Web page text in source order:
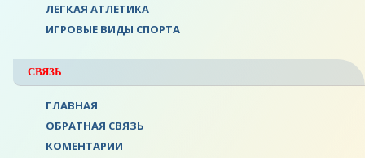
ЛЕГКАЯ АТЛЕТИКА
ИГРОВЫЕ ВИДЫ СПОРТА
СВЯЗЬ
ГЛАВНАЯ
ОБРАТНАЯ СВЯЗЬ
КОМЕНТАРИИ